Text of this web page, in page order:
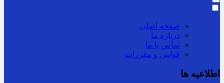
صفحه اصلی
درباره ما
تماس با ما
قوانین و مقررات
اطلاعیه ها